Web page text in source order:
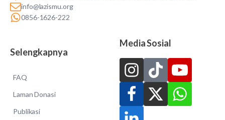
info@lazismu.org
0856-1626-222
Selengkapnya
FAQ
Laman Donasi
Publikasi
Media Sosial